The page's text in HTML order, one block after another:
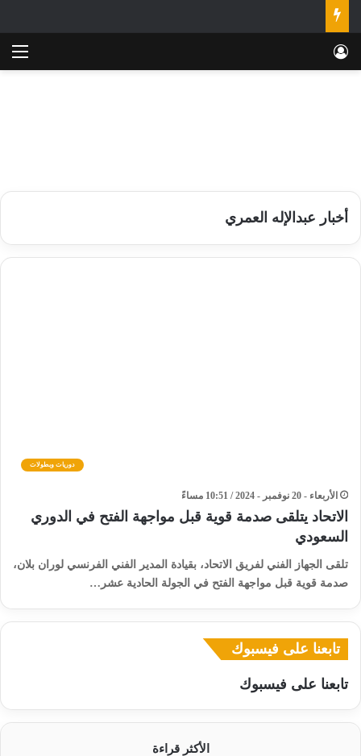
أخبار عبدالإله العمري
دوريات وبطولات
الأربعاء - 20 نوفمبر - 2024 / 10:51 مساءً
الاتحاد يتلقى صدمة قوية قبل مواجهة الفتح في الدوري
السعودي
تلقى الجهاز الفني لفريق الاتحاد، بقيادة المدير الفني الفرنسي لوران بلان،
صدمة قوية قبل مواجهة الفتح في الجولة الحادية عشر…
تابعنا على فيسبوك
تابعنا على فيسبوك
الأكثر قراءة